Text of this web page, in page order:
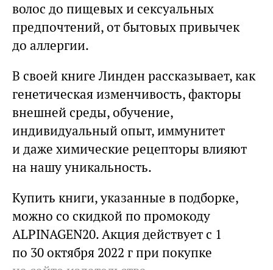
волос до пищевых и сексуальных
предпочтений, от бытовых привычек
до аллергии.
В своей книге Линден рассказывает, как
генетическая изменчивость, факторы
внешней среды, обучение,
индивидуальный опыт, иммунитет
и даже химические рецепторы влияют
на нашу уникальность.
Купить книги, указанные в подборке,
можно со скидкой по промокоду
ALPINAGEN20. Акция действует с 1
по 30 октября 2022 г при покупке